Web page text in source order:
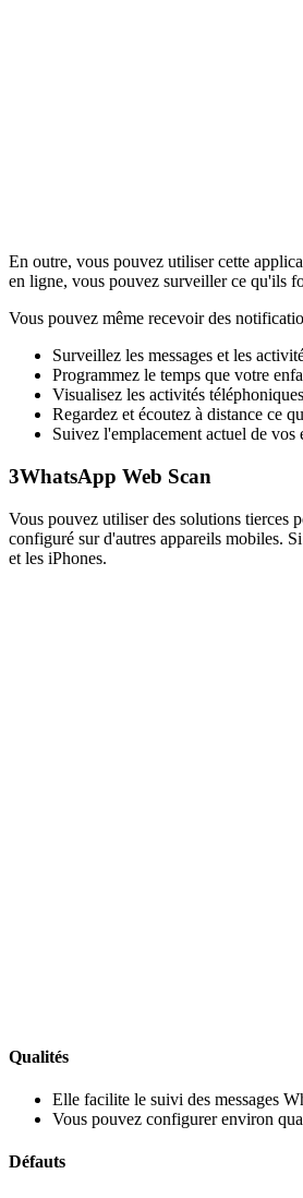
En outre, vous pouvez utiliser cette
en ligne, vous pouvez surveiller ce qu'ils
Vous pouvez même recevoir des
Surveillez les messages et les
Programmez le temps que votre
Visualisez les activités
Regardez et écoutez à distance ce
Suivez l'emplacement actuel de vos
3WhatsApp Web Scan
Vous pouvez utiliser des solutions tierces
configuré sur d'autres appareils mobiles.
et les iPhones.
Qualités
Elle facilite le suivi des messages
Vous pouvez configurer environ
Défauts